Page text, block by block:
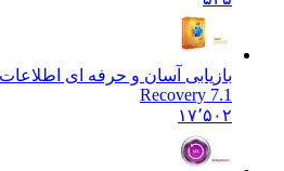
بازیابی آسان و حرفه ای اطلاعات پاک
Recovery 7.1
۱۷٬۵۰۲